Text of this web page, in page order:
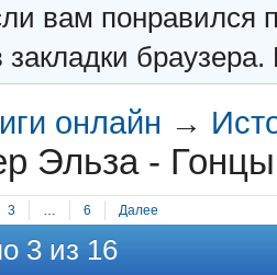
вам понравился
закладки
онлайн →
Эльза -
3 … 6 Далее
3 из 16